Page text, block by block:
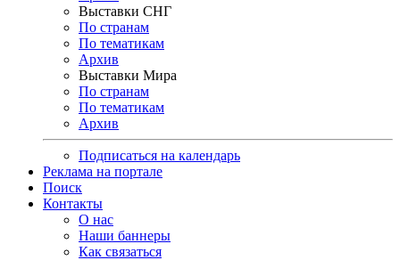
Выставки СНГ
По странам
По тематикам
Архив
Выставки Мира
По странам
По тематикам
Архив
Подписаться на календарь
Реклама на портале
Поиск
Контакты
О нас
Наши баннеры
Как связаться